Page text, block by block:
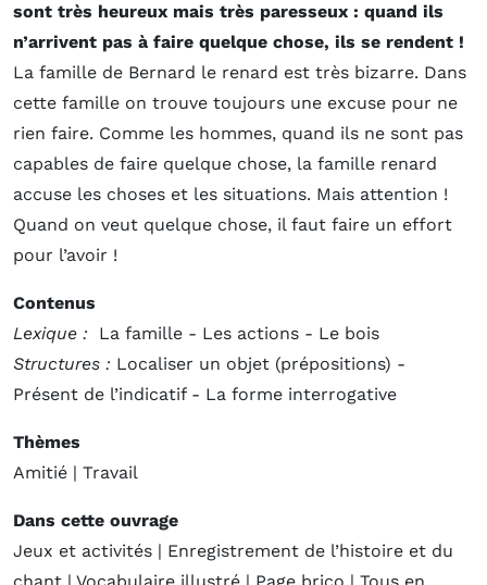
sont très heureux mais très paresseux : quand ils
n’arrivent pas à faire quelque chose, ils se rendent !
La famille de Bernard le renard est très bizarre. Dans
cette famille on trouve toujours une excuse pour ne
rien faire. Comme les hommes, quand ils ne sont pas
capables de faire quelque chose, la famille renard
accuse les choses et les situations. Mais attention !
Quand on veut quelque chose, il faut faire un effort
pour l’avoir !
Contenus
Lexique :
La famille - Les actions - Le bois
Structures : Localiser un objet (prépositions) -
Présent de l’indicatif - La forme interrogative
Thèmes
Amitié | Travail
Dans cette ouvrage
Jeux et activités | Enregistrement de l’histoire et du